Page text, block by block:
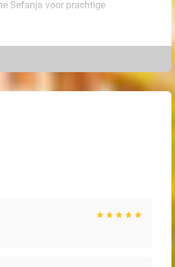
Sefanja voor prachtige
wijze pigment aangebracht
hebt ingekleurd. Vooraf
zacht, maar sprekend resultaat.
jouw wenkbrauwen komen altijd